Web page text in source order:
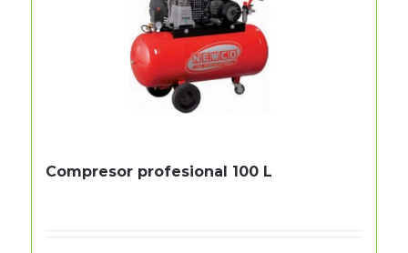
Compresor profesional 100 L